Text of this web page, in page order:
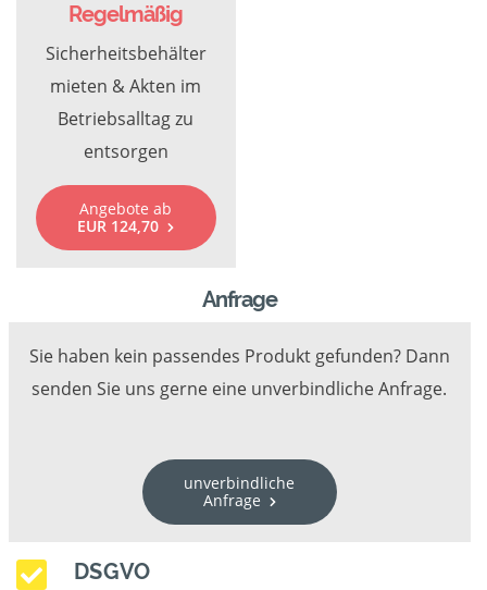
Regelmäßig
Sicherheitsbehälter
mieten & Akten im
Betriebsalltag zu
entsorgen
Angebote ab
EUR 124,70
Anfrage
Sie haben kein passendes Produkt gefunden? Dann
senden Sie uns gerne eine unverbindliche Anfrage.
unverbindliche
Anfrage
DSGVO